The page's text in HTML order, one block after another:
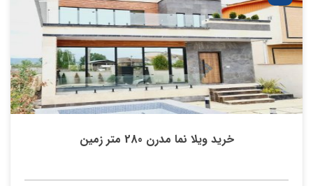
خرید ویلا نما مدرن 280 متر زمین